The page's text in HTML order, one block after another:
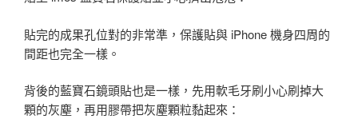
貼完的成果孔位對的非常準，保護貼與 iPhone 機身四周的
間距也完全一樣。
背後的藍寶石鏡頭貼也是一樣，先用軟毛牙刷小心刷掉大
顆的灰塵，再用膠帶把灰塵顆粒黏起來：